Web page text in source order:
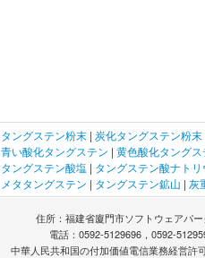
タングステン粉末 | 炭化タングステン粉末
青い酸化タングステン | 黄色酸化タングス
タングステン酸塩 | タングステン酸ナトリ
メタタングステン | タングステン鉱山 | 灰
住所：福建省廈門市ソフトウェアパ
電話：0592-5129696，0592-
中華人民共和国の付加価値電信業務経営許